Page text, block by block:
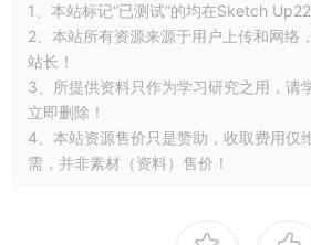
1、本站标记“已测试”的均在Sketch
2、本站所有资源来源于用户上传和网络
站长！
3、所提供资料只作为学习研究之用，请
立即删除！
4、本站资源售价只是赞助，收取费用仅
需，并非素材（资料）售价！